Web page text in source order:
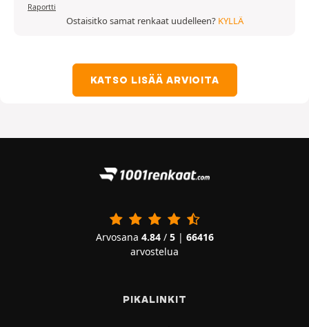
Raportti
Ostaisitko samat renkaat uudelleen? KYLLÄ
KATSO LISÄÄ ARVIOITA
Arvosana 4.84/ 5| 66416
arvostelua
PIKALINKIT